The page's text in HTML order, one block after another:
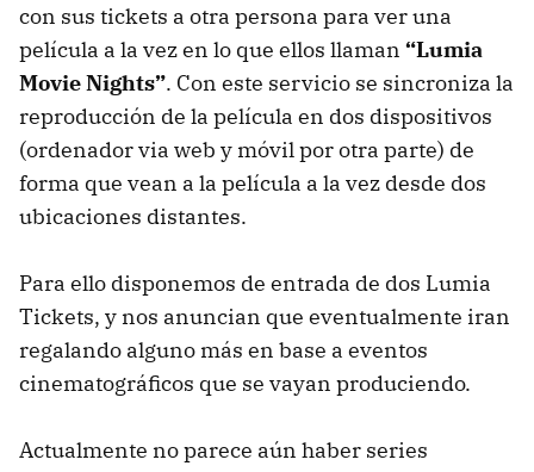
con sus tickets a otra persona para ver una
película a la vez en lo que ellos llaman “Lumia
Movie Nights”. Con este servicio se sincroniza la
reproducción de la película en dos dispositivos
(ordenador via web y móvil por otra parte) de
forma que vean a la película a la vez desde dos
ubicaciones distantes.
Para ello disponemos de entrada de dos Lumia
Tickets, y nos anuncian que eventualmente iran
regalando alguno más en base a eventos
cinematográficos que se vayan produciendo.
Actualmente no parece aún haber series